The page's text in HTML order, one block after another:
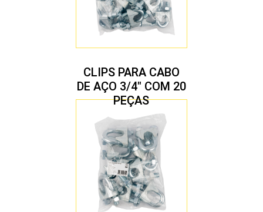
CLIPS PARA CABO
DE AÇO 3/4″ COM 20
PEÇAS